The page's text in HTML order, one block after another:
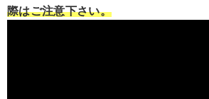
際はご注意下さい。